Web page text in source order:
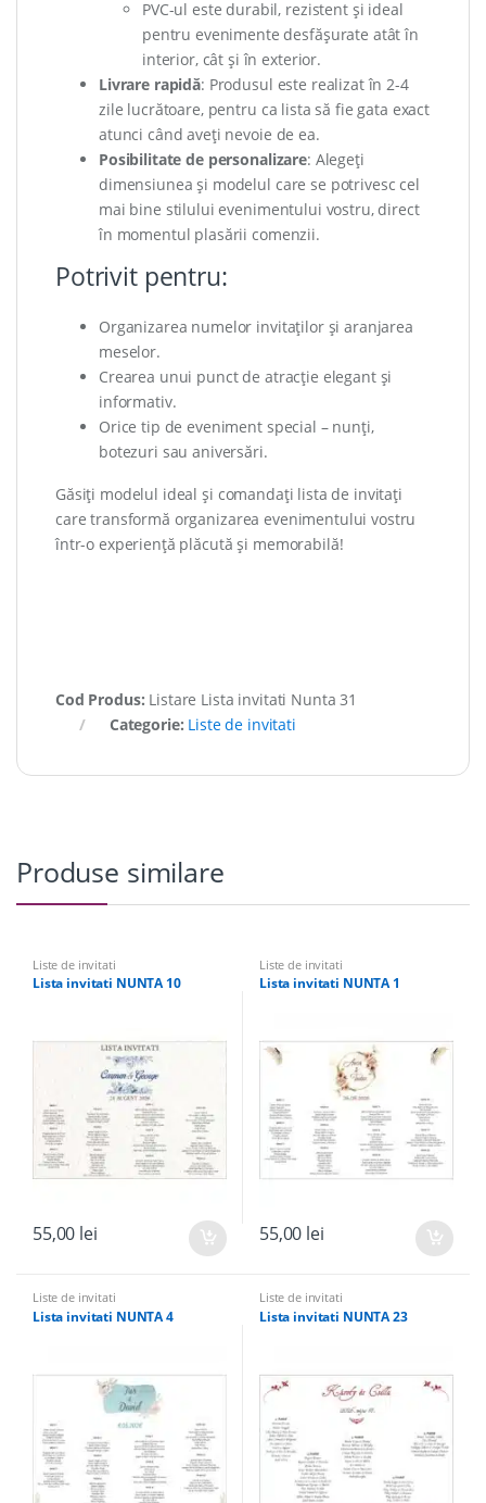
PVC-ul este durabil, rezistent și ideal
pentru evenimente desfășurate atât în
interior, cât și în exterior.
Livrare rapidă: Produsul este realizat în 2-4
zile lucrătoare, pentru ca lista să fie gata exact
atunci când aveți nevoie de ea.
Posibilitate de personalizare: Alegeți
dimensiunea și modelul care se potrivesc cel
mai bine stilului evenimentului vostru, direct
în momentul plasării comenzii.
Potrivit pentru:
Organizarea numelor invitaților și aranjarea
meselor.
Crearea unui punct de atracție elegant și
informativ.
Orice tip de eveniment special – nunți,
botezuri sau aniversări.
Găsiți modelul ideal și comandați lista de invitați
care transformă organizarea evenimentului vostru
într-o experiență plăcută și memorabilă!
Cod Produs: Listare Lista invitati Nunta 31
Categorie: Liste de invitati
Produse similare
Liste de invitati
Lista invitati NUNTA 10
55,00 lei
Liste de invitati
Lista invitati NUNTA 1
55,00 lei
Liste de invitati
Lista invitati NUNTA 4
Liste de invitati
Lista invitati NUNTA 23